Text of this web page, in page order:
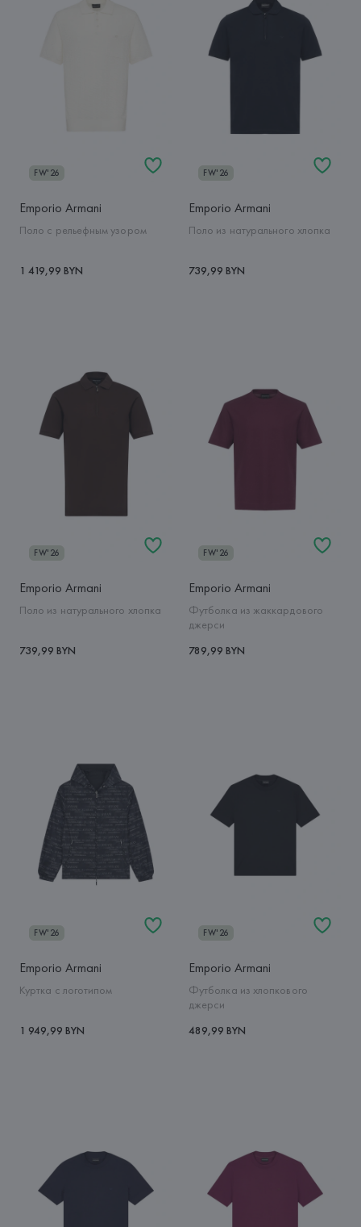
FW'26
Emporio Armani
Поло с рельефным узором
1 419,99 BYN
FW'26
Emporio Armani
Поло из натурального хлопка
739,99 BYN
FW'26
Emporio Armani
Поло из натурального хлопка
739,99 BYN
FW'26
Emporio Armani
Футболка из жаккардового
джерси
789,99 BYN
FW'26
Emporio Armani
Куртка с логотипом
1 949,99 BYN
FW'26
Emporio Armani
Футболка из хлопкового
джерси
489,99 BYN